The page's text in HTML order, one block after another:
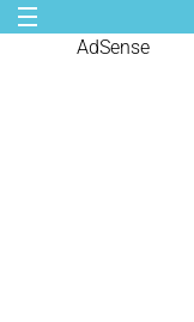
AdSense